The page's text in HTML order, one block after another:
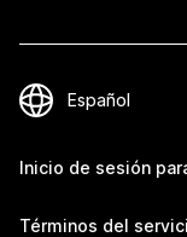
Inicio de sesión
Términos del